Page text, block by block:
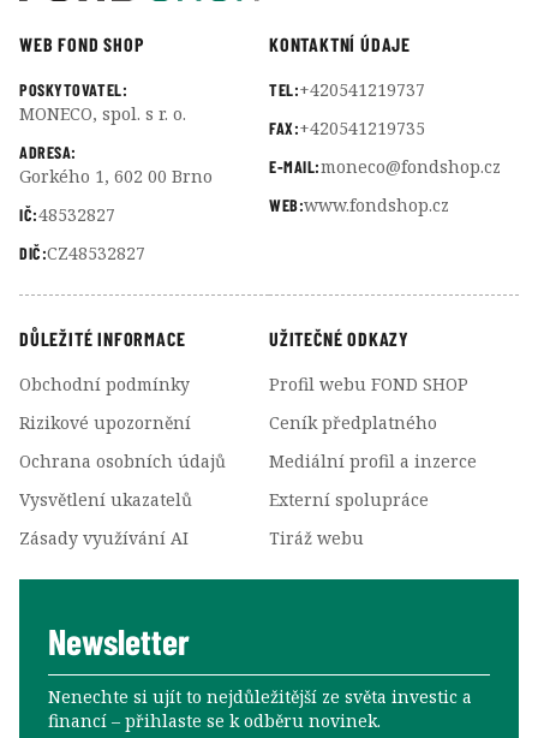
WEB FOND SHOP
POSKYTOVATEL:
MONECO, spol. s r. o.
ADRESA:
Gorkého 1, 602 00 Brno
IČ:48532827
DIČ:CZ48532827
KONTAKTNÍ ÚDAJE
TEL:+420541219737
FAX:+420541219735
E-MAIL:moneco@fondshop.cz
WEB:www.fondshop.cz
DŮLEŽITÉ INFORMACE
Obchodní podmínky
Rizikové upozornění
Ochrana osobních údajů
Vysvětlení ukazatelů
Zásady využívání AI
UŽITEČNÉ ODKAZY
Profil webu FOND SHOP
Ceník předplatného
Mediální profil a inzerce
Externí spolupráce
Tiráž webu
Newsletter
Nenechte si ujít to nejdůležitější ze světa investic a
financí –⁠⁠⁠⁠⁠⁠ přihlaste se k odběru novinek.